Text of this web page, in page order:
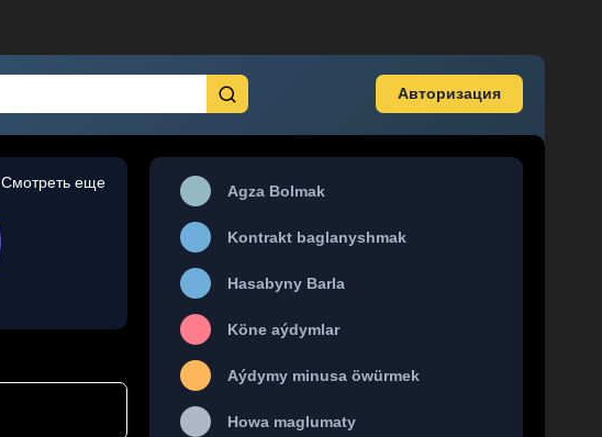
Авторизация
Смотреть еще Agza Bolmak
Kontrakt baglanyshmak
Hasabyny Barla
Köne aýdymlar
Aýdymy minusa öwürmek
Howa maglumaty